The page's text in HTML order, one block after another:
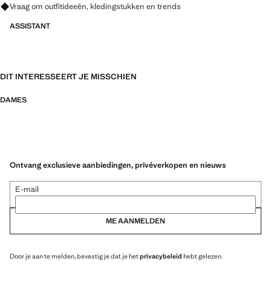
Vraag om outfitideeën, kledingstukken en trends
ASSISTANT
DIT INTERESSEERT JE MISSCHIEN
DAMES
Ontvang exclusieve aanbiedingen, privéverkopen en nieuws
E-mail
ME AANMELDEN
Door je aan te melden, bevestig je dat je hetprivacybeleid hebt gelezen.